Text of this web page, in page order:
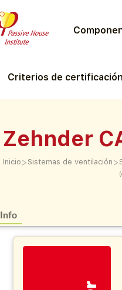
Criterios de certificación
Zehnder
Inicio > Sistemas de ventilación >
Info